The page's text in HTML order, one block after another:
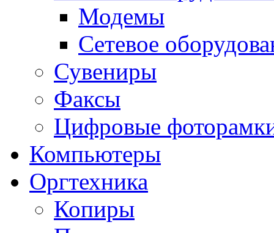
Модемы
Сетевое
Сувениры
Факсы
Цифровые
Компьютеры
Оргтехника
Копиры